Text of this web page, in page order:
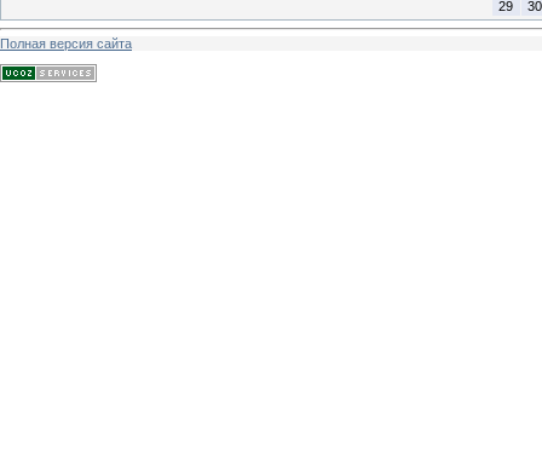
29
30
Полная версия сайта